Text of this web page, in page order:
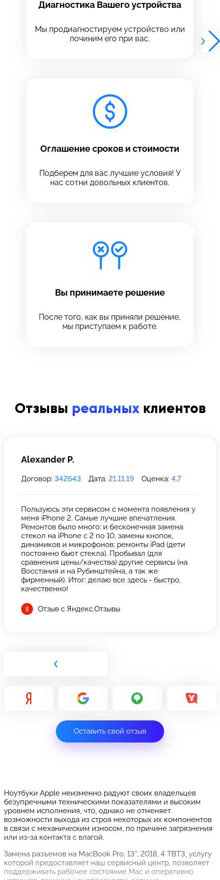
Диагностика Вашего устройства
Мы продиагностируем устройство или
починим его при вас.
Оглашение сроков и стоимости
Подберем для вас лучшие условия! У
нас сотни довольных клиентов.
Вы принимаете решение
После того, как вы приняли решение,
мы приступаем к работе.
Отзывы реальныхклиентов
Alexander P.
Договор: 342643 Дата: 21.11.19 Оценка: 4.7
Пользуюсь эти сервисом с момента появления у
меня iPhone 2. Самые лучшие впечатления.
Ремонтов было много: и бесконечная замена
стекол на iPhone с 2 по 10, замены кнопок,
динамиков и микрофонов; ремонты iPad (дети
постоянно бьют стекла). Пробывал (для
сравнения цены/качества) другие сервисы (на
Восстания и на Рубинштейна, а так же
фирменный). Итог: делаю все здесь - быстро,
качественно!
Отзыв с Яндекс.Отзывы
Оставить свой отзыв
Ноутбуки Apple неизменно радуют своих владельцев
безупречными техническими показателями и высоким
уровнем исполнения, что, однако не отменяет
возможности выхода из строя некоторых их компонентов
в связи с механическим износом, по причине загрязнения
или из-за контакта с влагой.
Замена разъемов на MacBook Pro, 13'', 2018, 4 TBT3, услугу
которой предоставляет наш сервисный центр, позволяет
поддерживать рабочее состояние Mac и оперативно
Выберите адрес сервиса, в который хотите
Выберите адрес сервиса, в который хотите